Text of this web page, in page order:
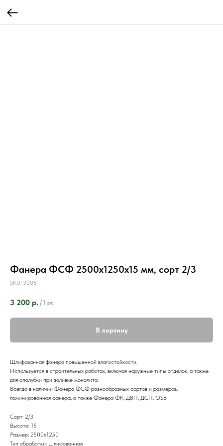
Фанера ФСФ 2500х1250х15 мм, сорт 2/3
SKU: 3005
3 200 р. / 1 pc
В корзину
Шлифованная фанера повышенной влагостойкости.
Используется в строительных работах, включая наружные типы отделок, а также
для опалубки при заливке монолита.
Всегда в наличии Фанера ФСФ разнообразных сортов и размеров,
ламинированная фанера, а также Фанера ФК, ДВП, ДСП, OSB
Сорт: 2/3
Высота: 15
Размер: 2500х1250
Тип обработки: Шлифованная